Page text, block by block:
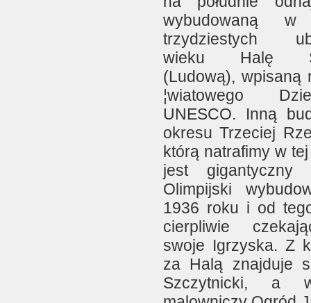
wybudowaną w
trzydziestych
wieku Halę
(Ludową), wpisaną
¦wiatowego
UNESCO. Inną
okresu Trzeciej
którą natrafimy w
jest gigantyczny
Olimpijski
1936 roku i od
cierpliwie
swoje Igrzyska. Z
za Halą znajduje
Szczytnicki, a